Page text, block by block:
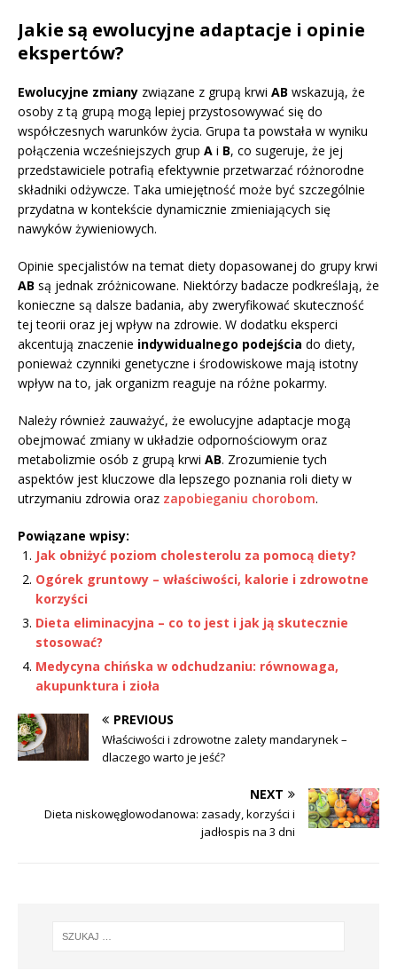
Jakie są ewolucyjne adaptacje i opinie
ekspertów?
Ewolucyjne zmiany związane z grupą krwi AB wskazują, że
osoby z tą grupą mogą lepiej przystosowywać się do
współczesnych warunków życia. Grupa ta powstała w wyniku
połączenia wcześniejszych grup A i B, co sugeruje, że jej
przedstawiciele potrafią efektywnie przetwarzać różnorodne
składniki odżywcze. Taka umiejętność może być szczególnie
przydatna w kontekście dynamicznie zmieniających się
nawyków żywieniowych.
Opinie specjalistów na temat diety dopasowanej do grupy krwi
AB są jednak zróżnicowane. Niektórzy badacze podkreślają, że
konieczne są dalsze badania, aby zweryfikować skuteczność
tej teorii oraz jej wpływ na zdrowie. W dodatku eksperci
akcentują znaczenie indywidualnego podejścia do diety,
ponieważ czynniki genetyczne i środowiskowe mają istotny
wpływ na to, jak organizm reaguje na różne pokarmy.
Należy również zauważyć, że ewolucyjne adaptacje mogą
obejmować zmiany w układzie odpornościowym oraz
metabolizmie osób z grupą krwi AB. Zrozumienie tych
aspektów jest kluczowe dla lepszego poznania roli diety w
utrzymaniu zdrowia oraz zapobieganiu chorobom.
Powiązane wpisy:
Jak obniżyć poziom cholesterolu za pomocą diety?
Ogórek gruntowy – właściwości, kalorie i zdrowotne
korzyści
Dieta eliminacyjna – co to jest i jak ją skutecznie
stosować?
Medycyna chińska w odchudzaniu: równowaga,
akupunktura i zioła
PREVIOUS
Właściwości i zdrowotne zalety mandarynek –
dlaczego warto je jeść?
NEXT
Dieta niskowęglowodanowa: zasady, korzyści i
jadłospis na 3 dni